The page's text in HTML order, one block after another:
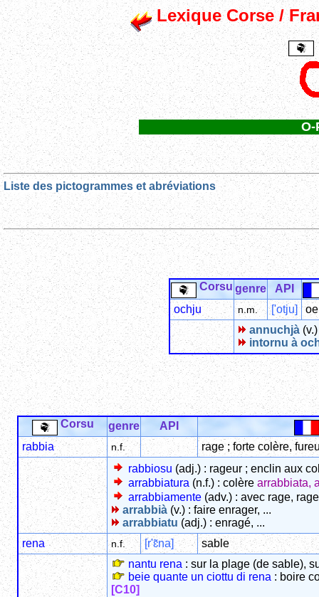
Lexique Corse /
O-
Liste des pictogrammes et abréviations
Corsu genre
API
ochju
n.m. ['otju]
annuchjà
intornu à
Corsu genre
API
rabbia
n.f.
rage ; forte colère,
rabbiosu (adj.) : rageur ; enclin aux
arrabbiatura (n.f.) : colère arrabbiata,
arrabbiamente (adv.) : avec rage,
arrabbià (v.) : faire enrager, ...
arrabbiatu (adj.) : enragé, ...
rena
n.f. [r'ɛ̃na]
sable
nantu rena : sur la plage (de sable),
beie quante un ciottu di rena : boire
[C10]